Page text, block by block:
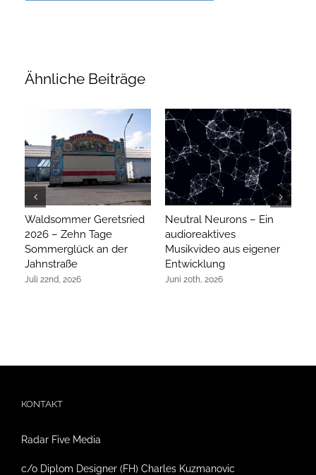
Ähnliche Beiträge
Waldsommer Geretsried
2026 – Zehn Tage
Sommerglück an der
Jahnstraße
Juli 22nd, 2026
Neutral Neurons – Ein
audioreaktives
Musikvideo aus eigener
Entwicklung
Juni 20th, 2026
KONTAKT
Radar Five Media
c/o Diplom Designer (FH) Charles Kuzmanovic